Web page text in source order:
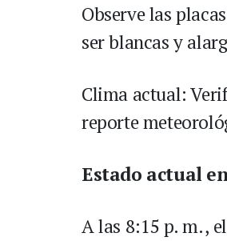
Observe las
ser blancas y
Clima actual:
reporte
Estado actual
A las 8:15 p. m.,